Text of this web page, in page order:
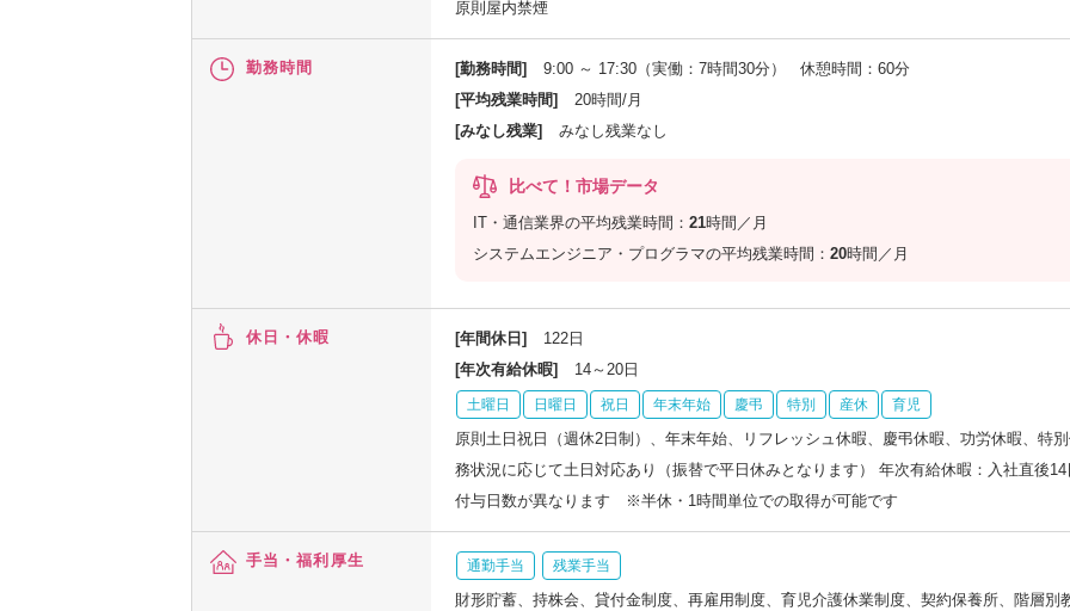
原則屋内禁煙
勤務時間 [勤務時間]
9:00 ～ 17:30（実働：7時間30分） 休憩時間：60分
[平均残業時間]
20時間/月
[みなし残業]
みなし残業なし
比べて！市場データ
IT・通信業界の平均残業時間： 21時間／月
システムエンジニア・プログラマの平均残業時間： 20時間／月
休日・休暇 [年間休日]
122日
[年次有給休暇]
14～20日
土曜日 日曜日 祝日 年末年始 慶弔 特別 産休 育児
原則土日祝日（週休2日制）、年末年始、リフレッシュ休暇、慶弔休暇、功労休暇、特
務状況に応じて土日対応あり（振替で平日休みとなります） 年次有給休暇：入社直
付与日数が異なります ※半休・1時間単位での取得が可能です
手当・福利厚生 通勤手当 残業手当
財形貯蓄、持株会、貸付金制度、再雇用制度、育児介護休業制度、契約保養所、階層